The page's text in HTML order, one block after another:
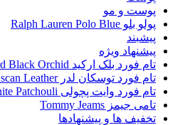
پوست و مو
پولو بلو Ralph Lauren Polo Blue
پیشبند
پیشنهاد ویژه
تام فورد بلک ارکید Tom Ford Black Orchid
تام فورد توسکان لدر Tom Ford Tuscan Leather
تام فورد وایت پچولی Tom Ford White Patchouli
تامی جیمز Tommy Jeams
تخفیف ها و پیشنهادها